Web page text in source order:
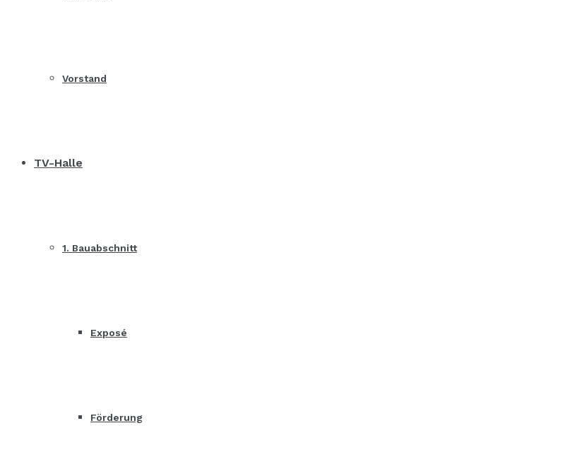
Vorstand
TV-Halle
1. Bauabschnitt
Exposé
Förderung